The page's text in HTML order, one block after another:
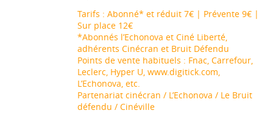
Tarifs : Abonné* et réduit 7€ | Prévente 9€ |
Sur place 12€
*Abonnés l’Echonova et Ciné Liberté,
adhérents Cinécran et Bruit Défendu
Points de vente habituels : Fnac, Carrefour,
Leclerc, Hyper U, www.digitick.com
L’Echonova, etc.
Partenariat cinécran / L’Echonova / Le Bruit
défendu / Cinéville